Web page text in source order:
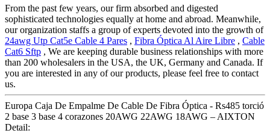
From the past few years, our firm absorbed and digested
sophisticated technologies equally at home and abroad. Meanwhile,
our organization staffs a group of experts devoted into the growth of
24awg Utp Cat5e Cable 4 Pares , Fibra Óptica Al Aire Libre , Cable
Cat6 Sftp , We are keeping durable business relationships with more
than 200 wholesalers in the USA, the UK, Germany and Canada. If
you are interested in any of our products, please feel free to contact
us.
Europa Caja De Empalme De Cable De Fibra Óptica - Rs485 torció
2 base 3 base 4 corazones 20AWG 22AWG 18AWG – AIXTON
Detail: